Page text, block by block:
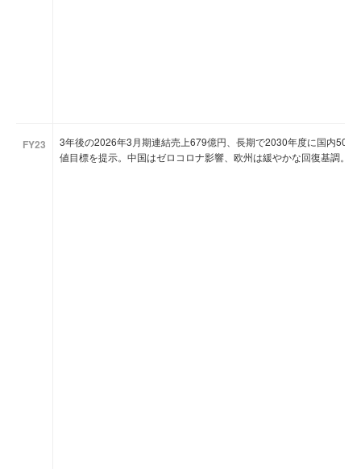
FY23
3年後の2026年3月期連結売上679億円、長期で2030年度に国内500
値目標を提示。中国はゼロコロナ影響、欧州は緩やかな回復基調。